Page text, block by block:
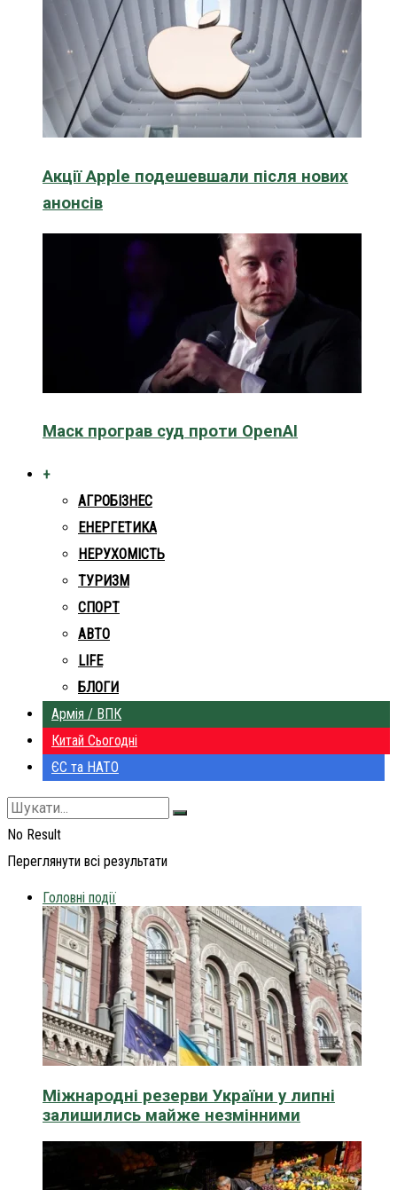
Акції Apple подешевшали після нових
анонсів
Маск програв суд проти OpenAI
+
АГРОБІЗНЕС
ЕНЕРГЕТИКА
НЕРУХОМІСТЬ
ТУРИЗМ
СПОРТ
АВТО
LIFE
БЛОГИ
Армія / ВПК
Китай Сьогодні
ЄС та НАТО
No Result
Переглянути всі результати
Головні події
Міжнародні резерви України у липні
залишились майже незмінними